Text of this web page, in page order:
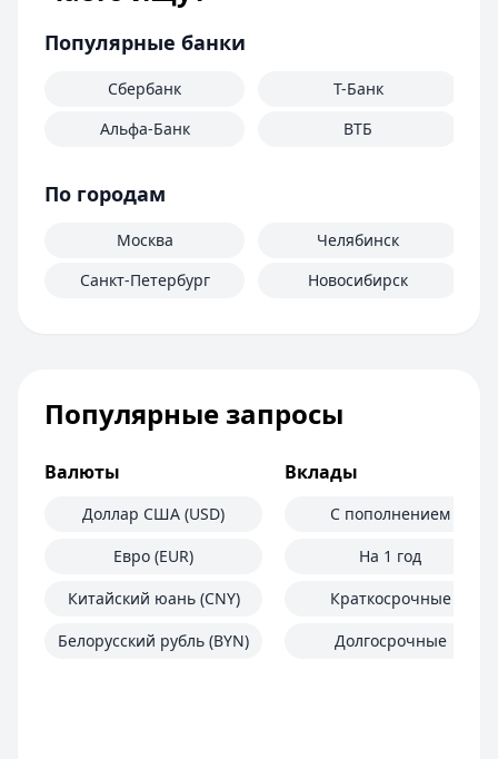
Популярные банки
Сбербанк
Альфа-Банк
Т-Банк
ВТБ
По городам
Москва
Санкт-Петербург
Челябинск
Новосибирск
Популярные запросы
Валюты
Доллар США (USD)
Евро (EUR)
Китайский юань (CNY)
Белорусский рубль (BYN)
Вклады
С пополнением
На 1 год
Краткосрочные
Долгосрочные